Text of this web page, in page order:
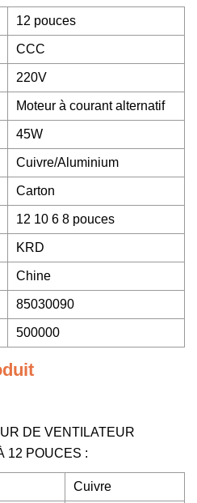
12 pouces
CCC
220V
Moteur à courant alternatif
45W
Cuivre/Aluminium
Carton
12 10 6 8 pouces
KRD
Chine
85030090
500000
DE VENTILATEUR
12 POUCES :
Cuivre